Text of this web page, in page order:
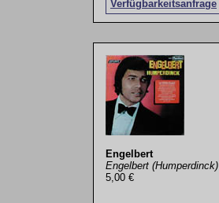
Verfügbarkeitsanfrage
Engelbert
Engelbert (Humperdinck)
5,00 €